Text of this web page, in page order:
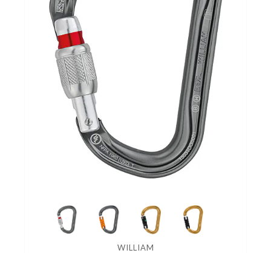
WILLIAM